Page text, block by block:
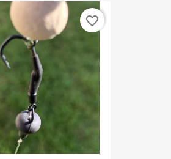
favorite_border